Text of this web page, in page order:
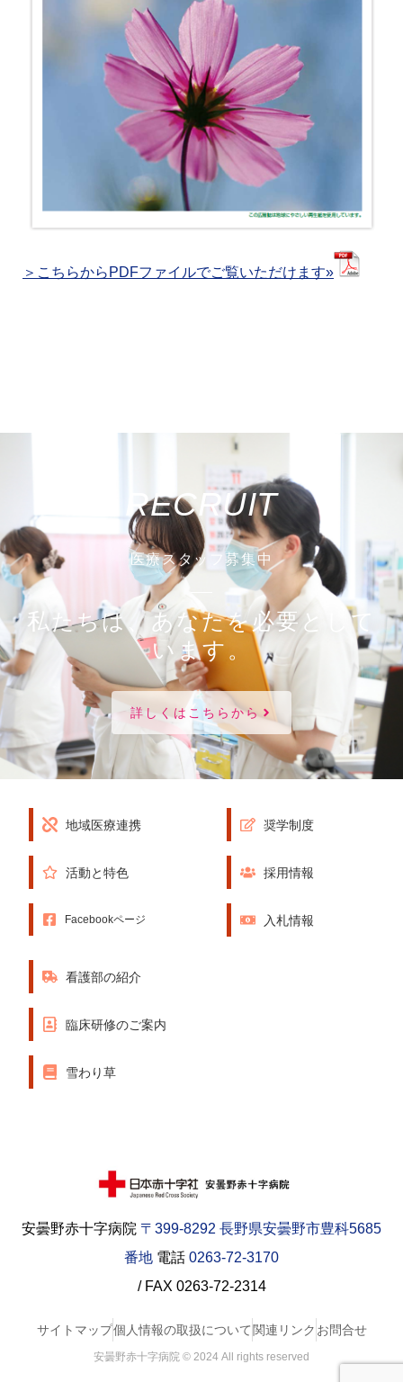
＞こちらからPDFファイルでご覧いただけます»
RECRUIT
医療スタッフ募集中
私たちは、あなたを必要として
います。
詳しくはこちらから
地域医療連携
活動と特色
Facebookページ
奨学制度
採用情報
入札情報
看護部の紹介
臨床研修のご案内
雪わり草
安曇野赤十字病院 〒399-8292 長野県安曇野市豊科5685
番地 電話 0263-72-3170
/ FAX 0263-72-2314
サイトマップ個人情報の取扱について 関連リンク お問合せ
安曇野赤十字病院 © 2024 All rights reserved